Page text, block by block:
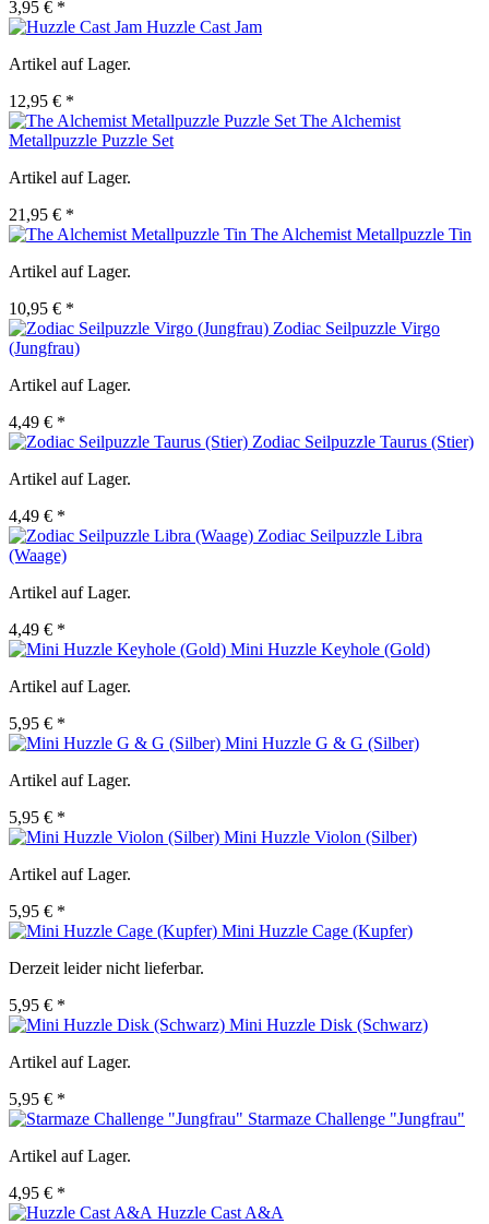
3,95 € *
Huzzle Cast Jam
Artikel auf Lager.
12,95 € *
The Alchemist
Metallpuzzle Puzzle Set
Artikel auf Lager.
21,95 € *
The Alchemist Metallpuzzle Tin
Artikel auf Lager.
10,95 € *
Zodiac Seilpuzzle Virgo
(Jungfrau)
Artikel auf Lager.
4,49 € *
Zodiac Seilpuzzle Taurus (Stier)
Artikel auf Lager.
4,49 € *
Zodiac Seilpuzzle Libra
(Waage)
Artikel auf Lager.
4,49 € *
Mini Huzzle Keyhole (Gold)
Artikel auf Lager.
5,95 € *
Mini Huzzle G & G (Silber)
Artikel auf Lager.
5,95 € *
Mini Huzzle Violon (Silber)
Artikel auf Lager.
5,95 € *
Mini Huzzle Cage (Kupfer)
Derzeit leider nicht lieferbar.
5,95 € *
Mini Huzzle Disk (Schwarz)
Artikel auf Lager.
5,95 € *
Starmaze Challenge "Jungfrau"
Artikel auf Lager.
4,95 € *
Huzzle Cast A&A